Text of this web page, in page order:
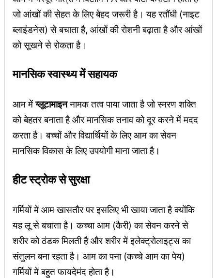
जो आंखों की सेहत के लिए बेहद जरूरी है। यह रतौंधी (नाइट
ब्लाइंडनेस) से बचाता है, आंखों की रोशनी बढ़ाता है और आंखों
को सूखने से रोकता है।
मानसिक स्वास्थ्य में सहायक
आम मेंग्लूटामाइननामक तत्व पाया जाता है जो स्मरण शक्ति
को बेहतर बनाता है और मानसिक तनाव को दूर करने में मदद
करता है। बच्चों और विद्यार्थियों के लिए आम का सेवन
मानसिक विकास के लिए उपयोगी माना जाता है।
हीट स्ट्रोक से सुरक्षा
गर्मियों में आम खासतौर पर इसलिए भी खाया जाता है क्योंकि
यह लू से बचाता है। कच्चा आम (कैरी) का सेवन करने से
शरीर को ठंडक मिलती है और शरीर में इलेक्ट्रोलाइट्स का
संतुलन बना रहता है। आम का पना (कच्चे आम का पेय)
गर्मियों में बहुत फायदेमंद होता है।